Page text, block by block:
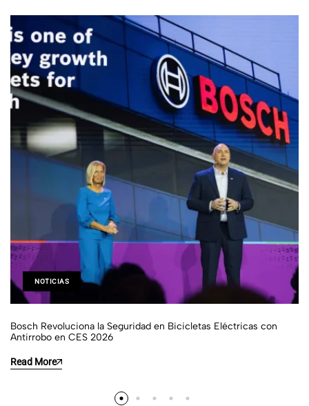
NOTICIAS
Bosch Revoluciona la Seguridad en Bicicletas Eléctricas con
Antirrobo en CES 2026
Read More